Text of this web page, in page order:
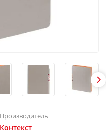
Производитель
Контекст